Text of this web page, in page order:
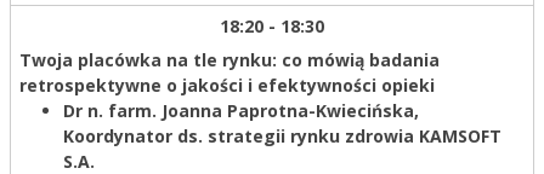
18:20 - 18:30
Twoja placówka na tle rynku: co mówią badania
retrospektywne o jakości i efektywności opieki
Dr n. farm. Joanna Paprotna-Kwiecińska,
Koordynator ds. strategii rynku zdrowia KAMSOFT
S.A.